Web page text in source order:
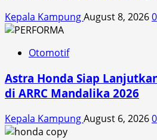
Kepala KampungAugust 8, 20260
Otomotif
Astra Honda Siap
di ARRC Mandalika 2026
Kepala KampungAugust 6, 20260